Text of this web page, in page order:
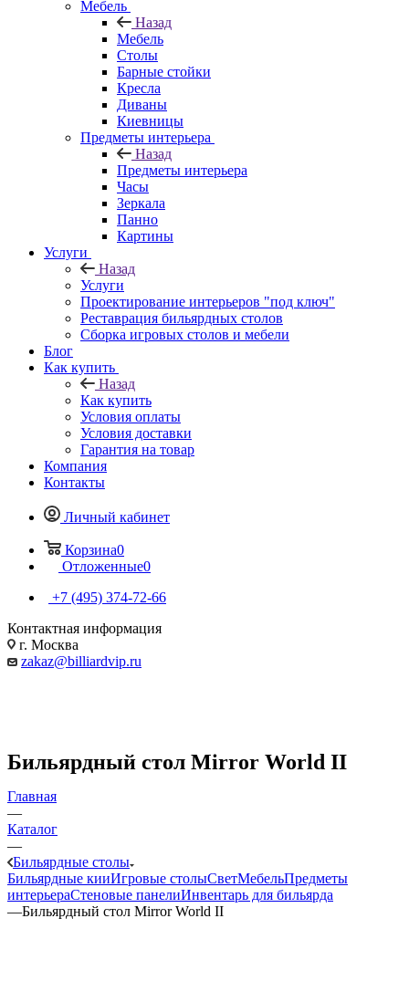
Мебель
Назад
Мебель
Столы
Барные стойки
Кресла
Диваны
Киевницы
Предметы интерьера
Назад
Предметы интерьера
Часы
Зеркала
Панно
Картины
Услуги
Назад
Услуги
Проектирование интерьеров "под ключ"
Реставрация бильярдных столов
Сборка игровых столов и мебели
Блог
Как купить
Назад
Как купить
Условия оплаты
Условия доставки
Гарантия на товар
Компания
Контакты
Личный кабинет
Корзина0
Отложенные0
+7 (495) 374-72-66
Контактная информация
г. Москва
zakaz@billiardvip.ru
Бильярдный стол Mirror World II
Главная
—
Каталог
—
Бильярдные столы
Бильярдные кииИгровые столыСветМебельПредметы
интерьераСтеновые панелиИнвентарь для бильярда
—Бильярдный стол Mirror World II